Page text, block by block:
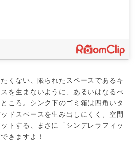
くない、限られたスペースであるキ
を生まないように、あるいはなるべ
ころ。シンク下のゴミ箱は四角いタ
ドスペースを生み出しにくく、空間
トする、まさに「シンデレラフィッ
きますよ！